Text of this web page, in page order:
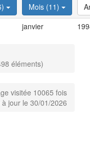
Mois (11)
janvier
éléments)
visitée 10065 fois
jour le 30/01/2026